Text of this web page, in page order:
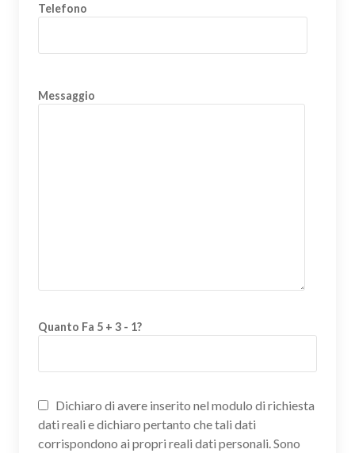
Telefono
Messaggio
Quanto Fa 5 + 3 - 1?
Dichiaro di avere inserito nel modulo di richiesta
dati reali e dichiaro pertanto che tali dati
corrispondono ai propri reali dati personali. Sono